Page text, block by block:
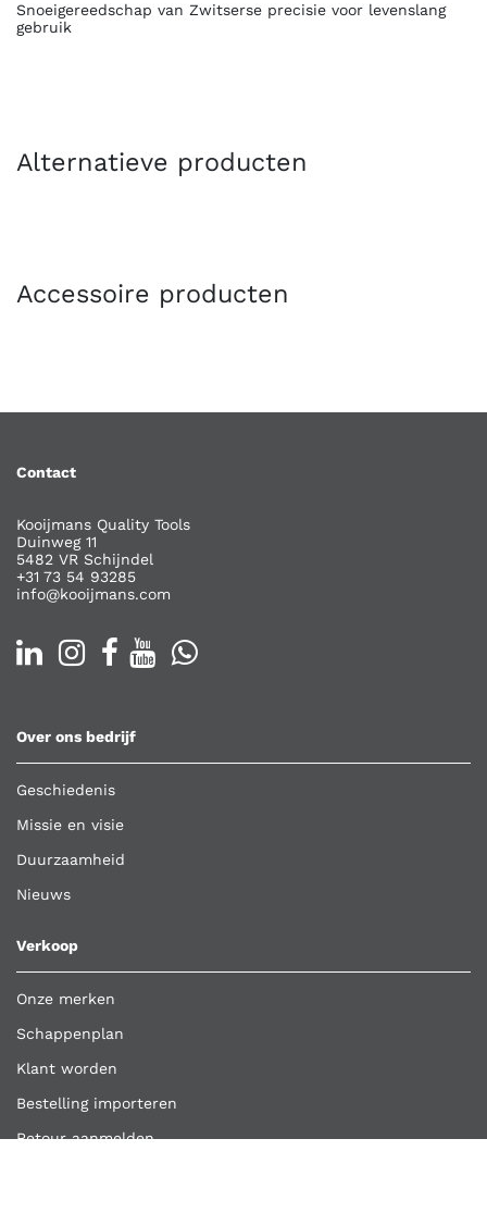
Snoeigereedschap van Zwitserse precisie voor levenslang
gebruik
Alternatieve producten
Accessoire producten
Contact
Kooijmans Quality Tools
Duinweg 11
5482 VR Schijndel
+31 73 54 93285
info@kooijmans.com
Over ons bedrijf
Geschiedenis
Missie en visie
Duurzaamheid
Nieuws
Verkoop
Onze merken
Schappenplan
Klant worden
Bestelling importeren
Retour aanmelden